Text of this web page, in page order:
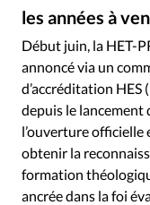
Édition:
Devise: CHF
RUBRIQUES
Tous les articles
Actualité
Dossier
Eglises
Opinions
les années à
©HET-PRO –
Début juin, la HET-
annoncé via un
d’accréditation HES
depuis le lancement
l’ouverture officielle
obtenir la
formation
ancrée dans la foi